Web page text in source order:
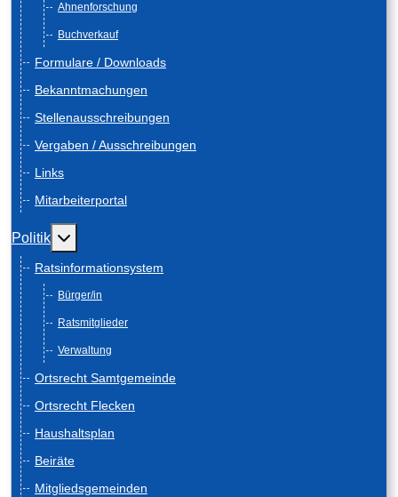
Ahnenforschung
Buchverkauf
Formulare / Downloads
Bekanntmachungen
Stellenausschreibungen
Vergaben / Ausschreibungen
Links
Mitarbeiterportal
Politik Weitere Informationen: Politik
Ratsinformationsystem
Bürger/in
Ratsmitglieder
Verwaltung
Ortsrecht Samtgemeinde
Ortsrecht Flecken
Haushaltsplan
Beiräte
Mitgliedsgemeinden